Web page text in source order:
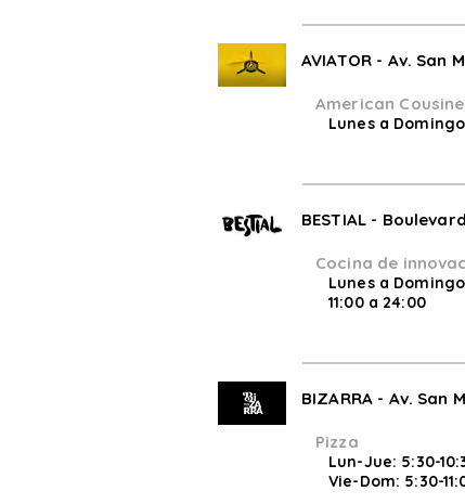
AVIATOR - Av. San
American Cousine
Lunes a Domingo
BESTIAL -
Cocina de
Lunes a
11:00 a 24:00
BIZARRA - Av. San
Pizza
Lun-Jue: 5:30-
Vie-Dom: 5:30-